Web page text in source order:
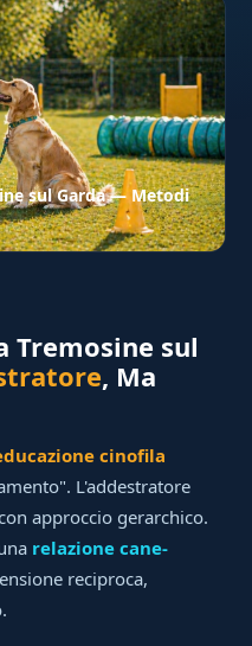
sul Garda — Metodi
Tremosine sul
, Ma
cinofila
L'addestratore
approccio gerarchico.
relazione cane-
reciproca,